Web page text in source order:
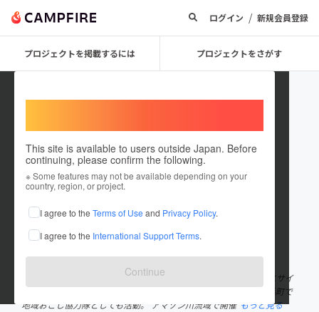
ログイン / 新規会員登録
プロジェクトを掲載するには プロジェクトをさがす
This site is available to users outside Japan. Before
continuing, please confirm the following.
※ Some features may not be available depending on your
country, region, or project.
I agree to the Terms of Use and Privacy Policy.
I agree to the International Support Terms.
Continue
Takuya Wakaoka
これまでに5回支援して2件のプロジェクトを投稿しています
在住国：日本 現在地：福岡県
出身国：日本 出身地：石川県
石川県出身。元新聞記者で、現在は地域メディアの運営やニュースサイ
トのディレクションに携わっています。福岡の東のはしにある上毛町で
地域おこし協力隊としても活動。 アマゾン川流域で開催 もっと見る